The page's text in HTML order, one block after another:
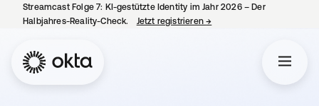
Streamcast Folge 7: KI-gestützte Identity im Jahr 2026 – Der
Halbjahres-Reality-Check.
Jetzt registrieren→